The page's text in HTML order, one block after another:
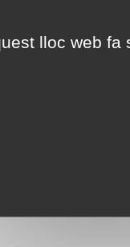
lloc web fa